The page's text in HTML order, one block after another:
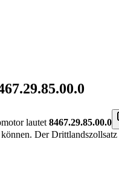
lautet 8467.29.85.00.0
Der